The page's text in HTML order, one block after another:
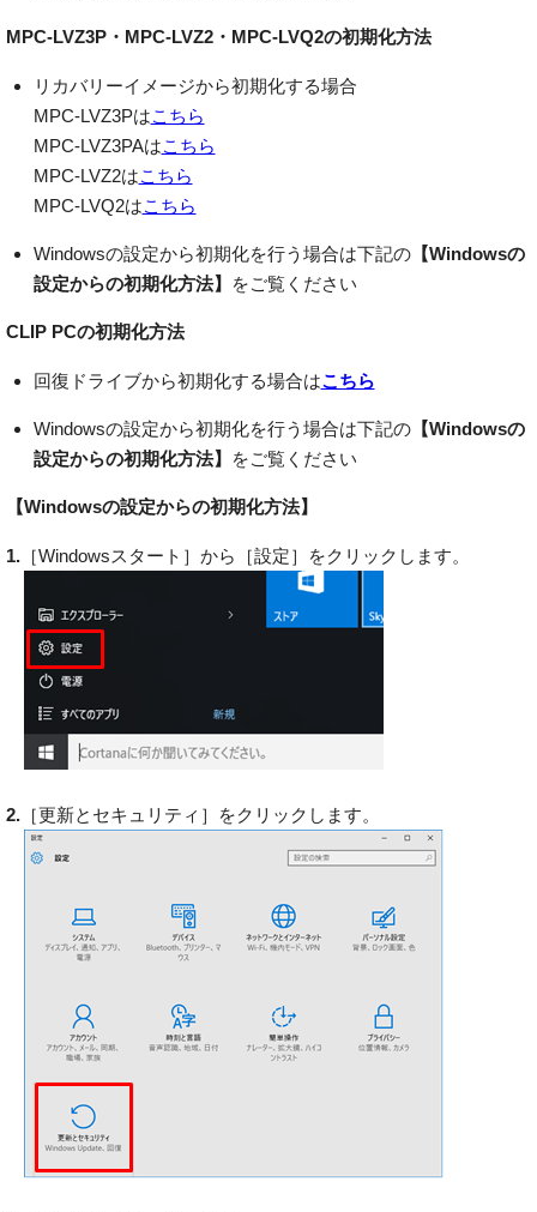
MPC-LVZ3P・MPC-LVZ2・MPC-LVQ2の初期化方法
リカバリーイメージから初期化する場合
MPC-LVZ3Pはこちら
MPC-LVZ3PAはこちら
MPC-LVZ2はこちら
MPC-LVQ2はこちら
Windowsの設定から初期化を行う場合は下記の【Windowsの
設定からの初期化方法】
をご覧ください
CLIP PCの初期化方法
回復ドライブから初期化する場合はこちら
Windowsの設定から初期化を行う場合は下記の【Windowsの
設定からの初期化方法】
をご覧ください
【Windowsの設定からの初期化方法】
1. ［Windowsスタート］から［設定］をクリックします。
2. ［更新とセキュリティ］をクリックします。